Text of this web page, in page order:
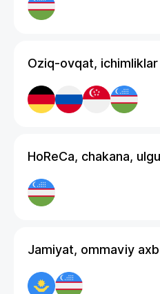
Oziq-ovqat, ichimliklar
HoReCa, chakana,
Jamiyat, ommaviy